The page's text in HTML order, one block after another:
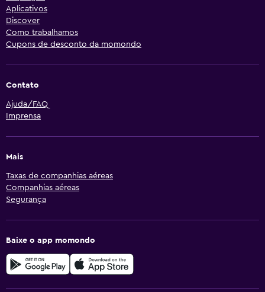
Aplicativos
Discover
Como trabalhamos
Cupons de desconto da momondo
Contato
Ajuda/FAQ
Imprensa
Mais
Taxas de companhias aéreas
Companhias aéreas
Segurança
Baixe o app momondo